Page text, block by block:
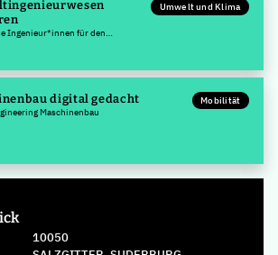
Ingenieur*innen für den
Umwelt und Klima
digital gedacht
Maschinenbau
Mobilität
10050